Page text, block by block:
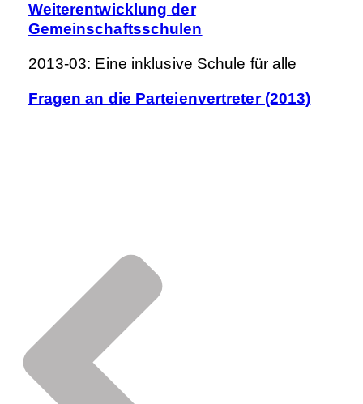
Weiterentwicklung der
Gemeinschaftsschulen
2013-03: Eine inklusive Schule für alle
Fragen an die Parteienvertreter (2013)